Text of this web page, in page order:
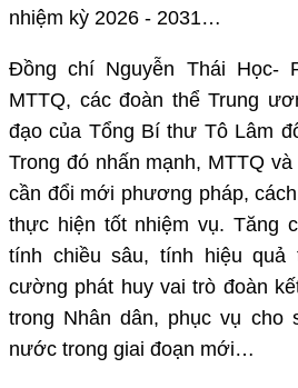
nhiệm kỳ 2026 - 2031…
Đồng chí Nguyễn Thái Học-
MTTQ, các đoàn thể Trung
đạo của Tổng Bí thư Tô Lâm
Trong đó nhấn mạnh, MTTQ
cần đổi mới phương pháp,
thực hiện tốt nhiệm vụ. Tăng
tính chiều sâu, tính hiệu quả
cường phát huy vai trò đoàn
trong Nhân dân, phục vụ cho
nước trong giai đoạn mới…